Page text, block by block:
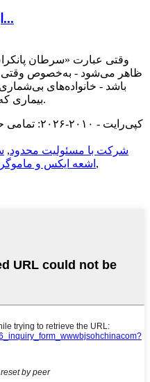
از «شش ماه» تا دو سال...
وقتی عبارت «سرطان
باشد - خانواده‌های
بیماری که به عنوان ... شناخته می‌شود.
© کپی‌رایت - ۲۰۱۰-۲۰۲۶: تمامی حقوق محفوظ است.
شرکت با مسئولیت محدود,
اشعه ایکس و ,